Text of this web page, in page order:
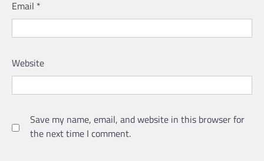
Email *
Website
Save my name, email, and website in this browser for
the next time I comment.